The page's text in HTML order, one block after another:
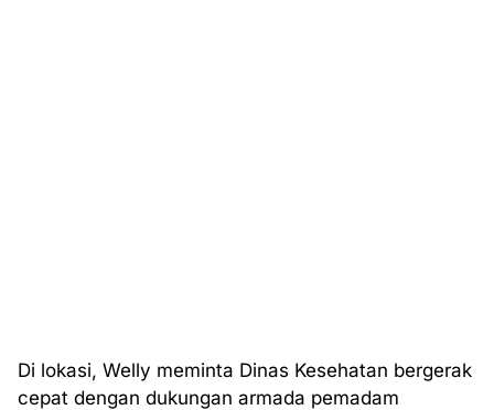
Di lokasi, Welly meminta Dinas Kesehatan bergerak
cepat dengan dukungan armada pemadam